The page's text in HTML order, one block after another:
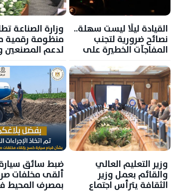
القيادة ليلًا ليست سهلة..
نصائح ضرورية لتجنب
المفاجآت الخطيرة على
وزارة الصناعة
منظومة رقمية
لدعم المصنعين
وزير التعليم العالي
والقائم بعمل وزير
الثقافة يترأس اجتماع
ضبط سائق
ألقى مخلفات
بمصرف المحيط